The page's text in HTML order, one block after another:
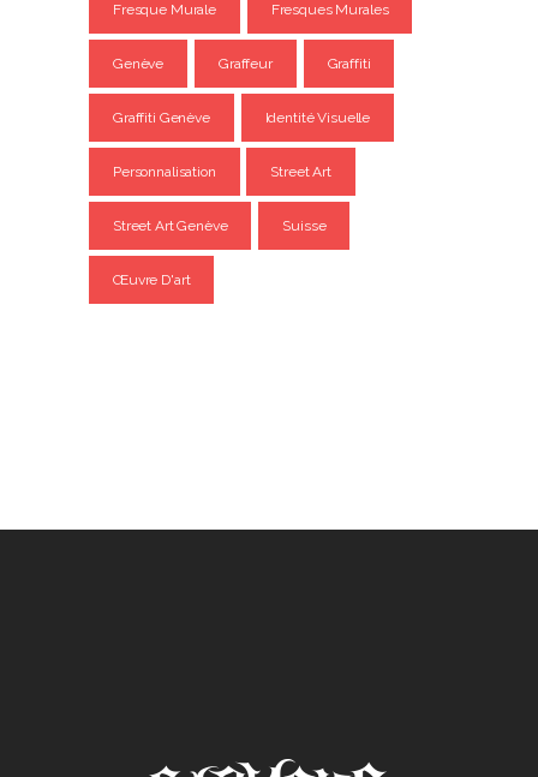
Fresque Murale Fresques Murales
Genève Graffeur Graffiti
Graffiti Genève Identité Visuelle
Personnalisation Street Art
Street Art Genève Suisse
Œuvre D'art